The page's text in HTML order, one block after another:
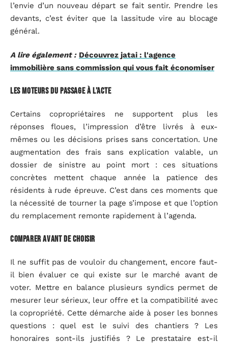
l’envie d’un nouveau départ se fait sentir. Prendre les
devants, c’est éviter que la lassitude vire au blocage
général.
A lire également : Découvrez jatai : l'agence
immobilière sans commission qui vous fait économiser
Les moteurs du passage à l’acte
Certains copropriétaires ne supportent plus les
réponses floues, l’impression d’être livrés à eux-
mêmes ou les décisions prises sans concertation. Une
augmentation des frais sans explication valable, un
dossier de sinistre au point mort : ces situations
concrètes mettent chaque année la patience des
résidents à rude épreuve. C’est dans ces moments que
la nécessité de tourner la page s’impose et que l’option
du remplacement remonte rapidement à l’agenda.
Comparer avant de choisir
Il ne suffit pas de vouloir du changement, encore faut-
il bien évaluer ce qui existe sur le marché avant de
voter. Mettre en balance plusieurs syndics permet de
mesurer leur sérieux, leur offre et la compatibilité avec
la copropriété. Cette démarche aide à poser les bonnes
questions : quel est le suivi des chantiers ? Les
honoraires sont-ils justifiés ? Le prestataire est-il